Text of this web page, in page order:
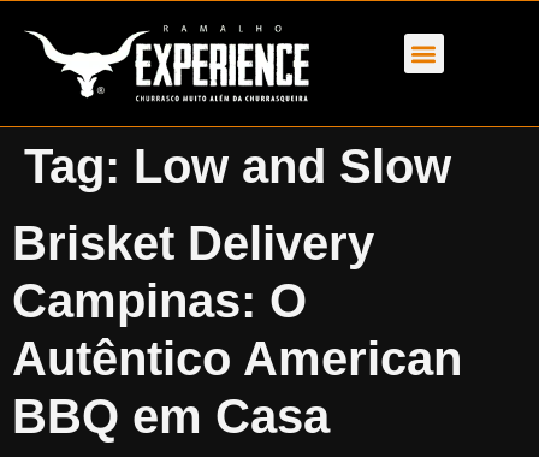
Tag: Low and Slow
Brisket Delivery
Campinas: O
Autêntico American
BBQ em Casa